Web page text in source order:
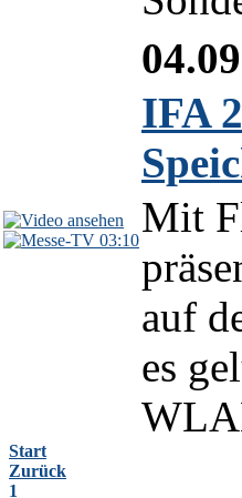
03:10
IFA
Mit
auf
es
Start
Zurück
1